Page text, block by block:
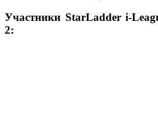
Участники StarLadder i-
2: